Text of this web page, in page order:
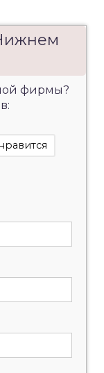
фирмы?